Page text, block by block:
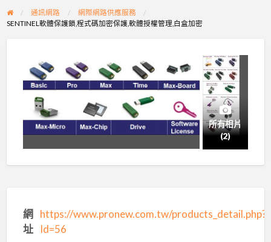
通訊網路
網際網路供應服務
SENTINEL軟體保護鎖,程式碼加密保護,軟體授權管理,白盒加密
所有相片
(2)
網
址
https://www.pronew.com.tw/products_detail.php?
Id=56